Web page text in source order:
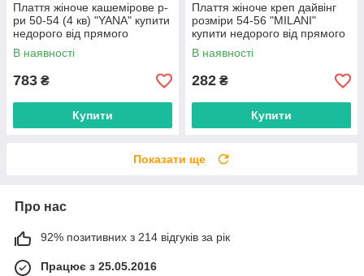
Плаття жіноче кашемірове р-
ри 50-54 (4 кв) "YANA" купити
недорого від прямого
постачальника
В наявності
783 ₴
Купити
Плаття жіноче креп дайвінг
розміри 54-56 "MILANI"
купити недорого від прямого
постачальника
В наявності
282 ₴
Купити
Показати ще
Про нас
92% позитивних з 214 відгуків за рік
Працює з 25.05.2016